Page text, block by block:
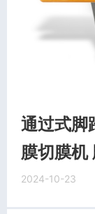
通过式脚
膜切膜机
2024-10-23